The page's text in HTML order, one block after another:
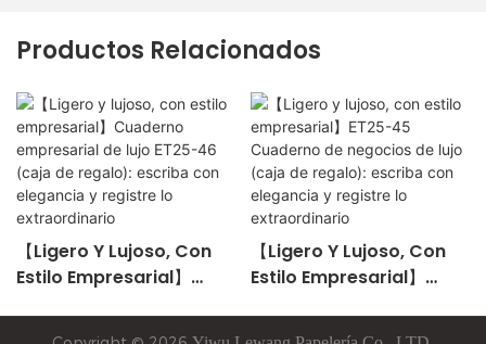
Productos Relacionados
【Ligero Y Lujoso, Con
Estilo Empresarial】
【Ligero Y Lujoso, Con
Estilo Empresarial】
Negocios De Lujo (caja